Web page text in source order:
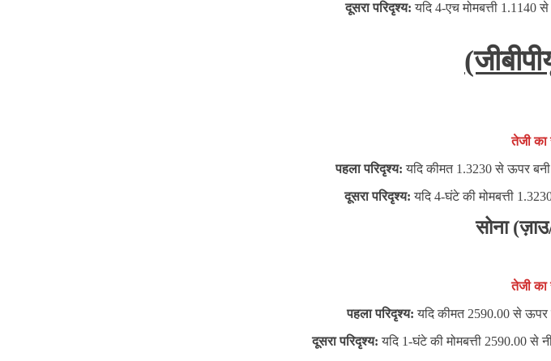
दूसरा परिदृश्य:यदि 4-एच मोमबत्ती 1.1140
तेजी का
पहला परिदृश्य:यदि कीमत 1.3230 से ऊपर बनी
दूसरा परिदृश्य: यदि 4-घंटे की मोमबत्ती
सोना
तेजी का
पहला परिदृश्य:यदि कीमत 2590.00 से ऊपर
दूसरा परिदृश्य:यदि 1-घंटे की मोमबत्ती 2590.00 से